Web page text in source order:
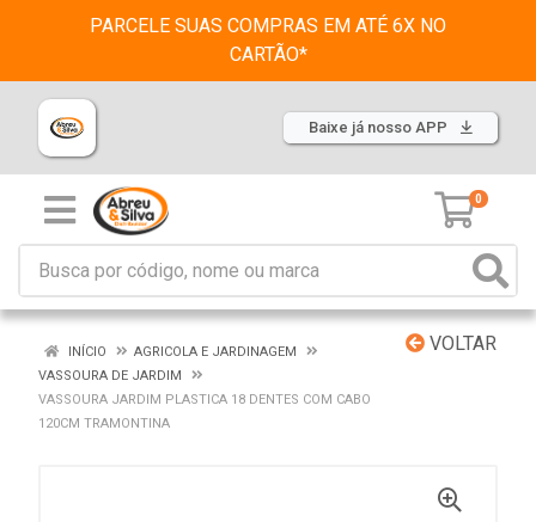
PARCELE SUAS COMPRAS EM ATÉ 6X NO
CARTÃO*
Baixe já nosso APP
0
VOLTAR
INÍCIO
AGRICOLA E JARDINAGEM
VASSOURA DE JARDIM
VASSOURA JARDIM PLASTICA 18 DENTES COM CABO
120CM TRAMONTINA